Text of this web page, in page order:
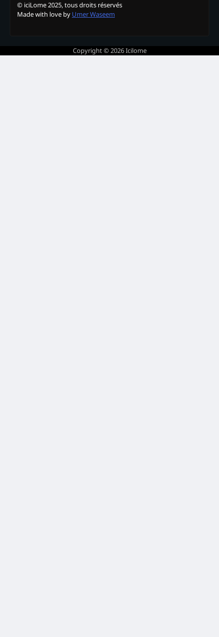
© iciLome 2025, tous droits réservés
Made with love by Umer Waseem
Copyright © 2026Icilome